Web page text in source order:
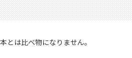
とは比べ物になりません。